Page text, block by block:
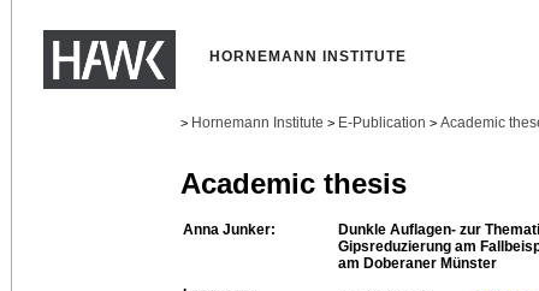
HORNEMANN INSTITUTE
> Hornemann Institute > E-Publication > Academic
Academic thesis
Anna Junker:
Dunkle Auflagen- zur
Gipsreduzierung am
am Doberaner Münster